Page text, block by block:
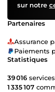
sur notre
Partenaires
Assurance
Paiements
Statistiques
39 016
1 335 107